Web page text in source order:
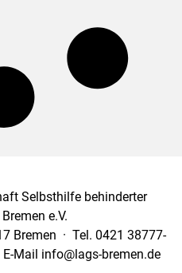
Selbsthilfe behinderter
e.V.
Bremen · Tel. 0421 38777-
Mail info@lags-bremen.de